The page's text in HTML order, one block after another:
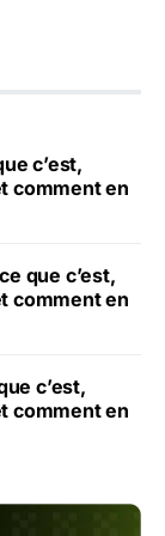
c’est,
comment en
que c’est,
comment en
c’est,
comment en